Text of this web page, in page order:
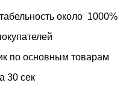
около 1000%
по основным товарам
30 сек